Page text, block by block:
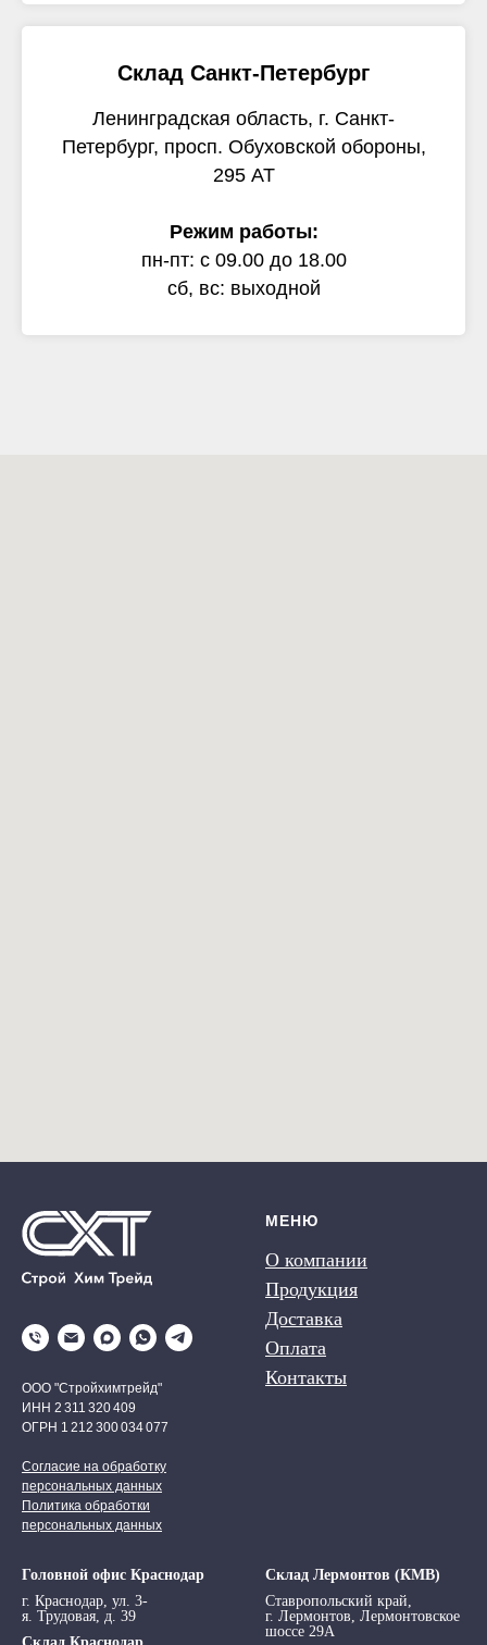
Склад Санкт-Петербург
Ленинградская область, г. Санкт-
Петербург, просп. Обуховской обороны,
295 АТ
Режим работы:
пн-пт: с 09.00 до 18.00
сб, вс: выходной
ООО "Стройхимтрейд"
ИНН 2 311 320 409
ОГРН 1 212 300 034 077
Согласие на обработку
персональных данных
Политика обработки
персональных данных
МЕНЮ
О компании
Продукция
Доставка
Оплата
Контакты
Головной офис Краснодар
г. Краснодар, ул. 3-
я. Трудовая, д. 39
Склад Лермонтов (КМВ)
Ставропольский край,
г. Лермонтов, Лермонтовское
шоссе 29А